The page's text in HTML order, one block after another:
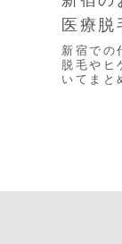
医療脱
新宿での
脱毛やヒ
いてまと